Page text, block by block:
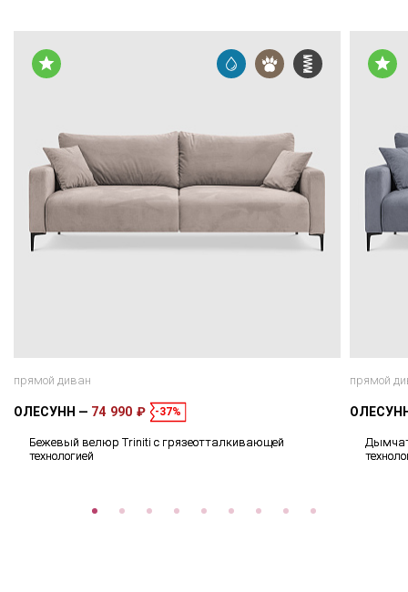
прямой диван
ОЛЕСУНН 74 990 ₽ -37%
Бежевый велюр Triniti с грязеотталкивающей
технологией
прямой